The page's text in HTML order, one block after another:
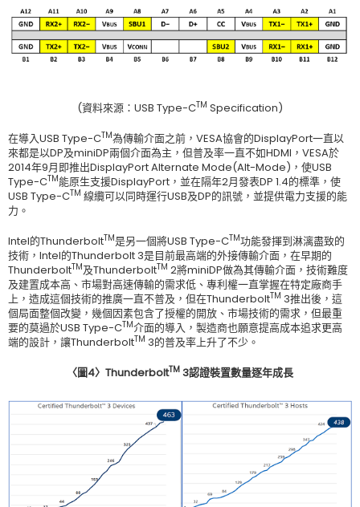
(資料來源：USB Type-CTM Specification)
在導入USB Type-CTM為傳輸介面之前，VESA協會的DisplayPort一直以
來都是以DP及miniDP兩個介面為主，但普及率一直不如HDMI，VESA於
2014年9月即推出DisplayPort Alternate Mode(Alt-Mode)，使USB
Type-CTM能原生支援DisplayPort，並在隔年2月發表DP 1.4的標準，使
USB Type-CTM 線纜可以同時運行USB及DP的訊號，並提供電力支援的能
力。
Intel的ThunderboltTM是另一個將USB Type-CTM功能發揮到淋漓盡致的
技術，Intel的Thunderbolt 3是目前最高端的外接傳輸介面，在早期的
ThunderboltTM及ThunderboltTM 2將miniDP做為其傳輸介面，技術難度
及建置成本高、市場對高速傳輸的需求低、專利權一直掌握在特定廠商手
上，造成這個技術的推廣一直不普及，但在ThunderboltTM 3推出後，這
個局面整個改變，幾個因素包含了授權的開放、市場技術的需求，但最重
要的莫過於USB Type-CTM介面的導入，製造商也願意提高成本追求更高
端的設計，讓ThunderboltTM 3的普及率上升了不少。
〈圖4〉 ThunderboltTM 3認證裝置數量逐年成長